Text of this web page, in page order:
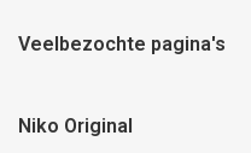
Veelbezochte pagina's
Niko Original